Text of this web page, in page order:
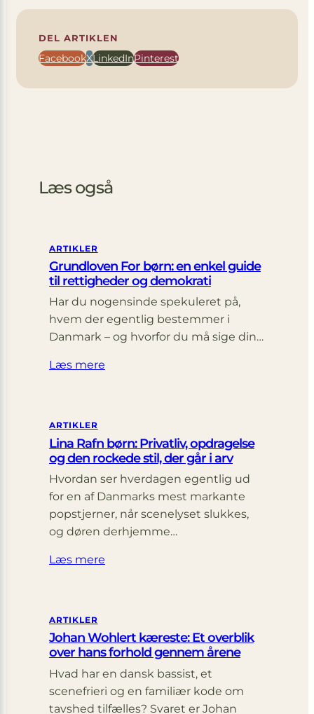
DEL ARTIKLEN
FacebookXLinkedInPinterest
Læs også
ARTIKLER
Grundloven For børn: en enkel guide
til rettigheder og demokrati
Har du nogensinde spekuleret på,
hvem der egentlig bestemmer i
Danmark – og hvorfor du må sige din…
Læs mere
ARTIKLER
Lina Rafn børn: Privatliv, opdragelse
og den rockede stil, der går i arv
Hvordan ser hverdagen egentlig ud
for en af Danmarks mest markante
popstjerner, når scenelyset slukkes,
og døren derhjemme…
Læs mere
ARTIKLER
Johan Wohlert kæreste: Et overblik
over hans forhold gennem årene
Hvad har en dansk bassist, et
scenefrieri og en familiær kode om
tavshed tilfælles? Svaret er Johan